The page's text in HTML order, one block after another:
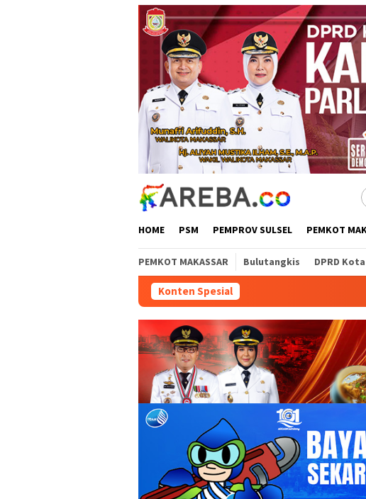
HOME PSM PEMPROV SULSEL PEMKOT
PEMKOT MAKASSAR Bulutangkis DPRD
Konten Spesial